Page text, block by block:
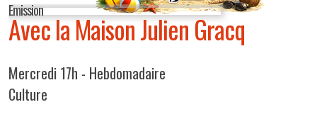
Emission
Avec la Maison Julien Gracq
Mercredi 17h - Hebdomadaire
Culture